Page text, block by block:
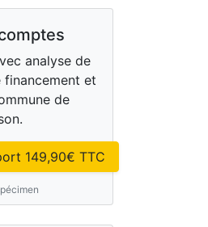
analyse de
et
de
149,90€ TTC